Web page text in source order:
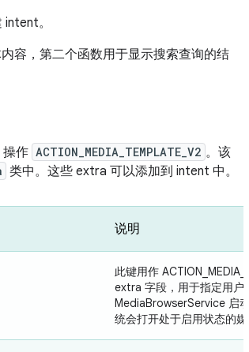
。
容，第二个函数用于显示搜索查询的结
操作 ACTION_MEDIA_TEMPLATE_V2 。该
类中。这些 extra 可以添加到 intent 中。
说明
此键用作
extra 字段，用于指定用户
MediaBrowserService 启
统会打开处于启用状态的媒